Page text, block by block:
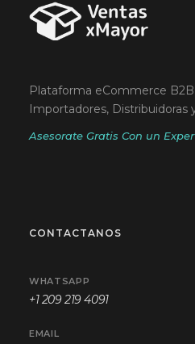
Plataforma eCommerce
Importadores, Distribuidoras
Asesorate Gratis Con un
CONTACTANOS
WHATSAPP
+1 209 219 4091
EMAIL